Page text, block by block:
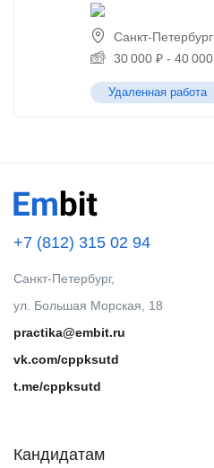
Санкт-Петербург
30 000 ₽ - 40 000
Удаленная работа
+7 (812) 315 02 94
Санкт-Петербург,
ул. Большая Морская, 18
practika@embit.ru
vk.com/cppksutd
t.me/cppksutd
Кандидатам